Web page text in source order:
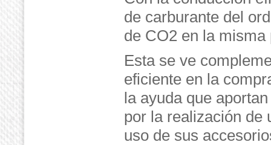
de carburante del
de CO2 en la misma
Esta se ve
eficiente en la
la ayuda que
por la realización de
uso de sus